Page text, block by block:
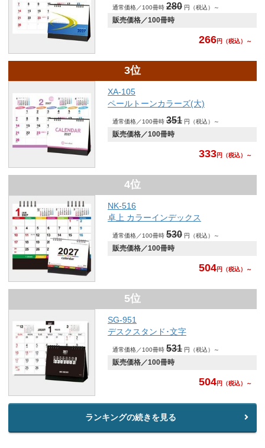
通常価格／100冊時 280 円（税込）～
販売価格／100冊時
266円 （税込）～
3位
XA-105
ペールトーンカラーズ(大)
通常価格／100冊時 351 円（税込）～
販売価格／100冊時
333円 （税込）～
4位
NK-516
卓上 カラーインデックス
通常価格／100冊時 530 円（税込）～
販売価格／100冊時
504円 （税込）～
5位
SG-951
デスクスタンド･文字
通常価格／100冊時 531 円（税込）～
販売価格／100冊時
504円 （税込）～
ランキングの続きを見る